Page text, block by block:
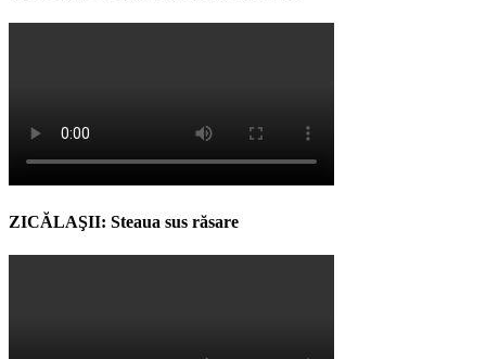
ZICĂLAŞII: Steaua sus răsare